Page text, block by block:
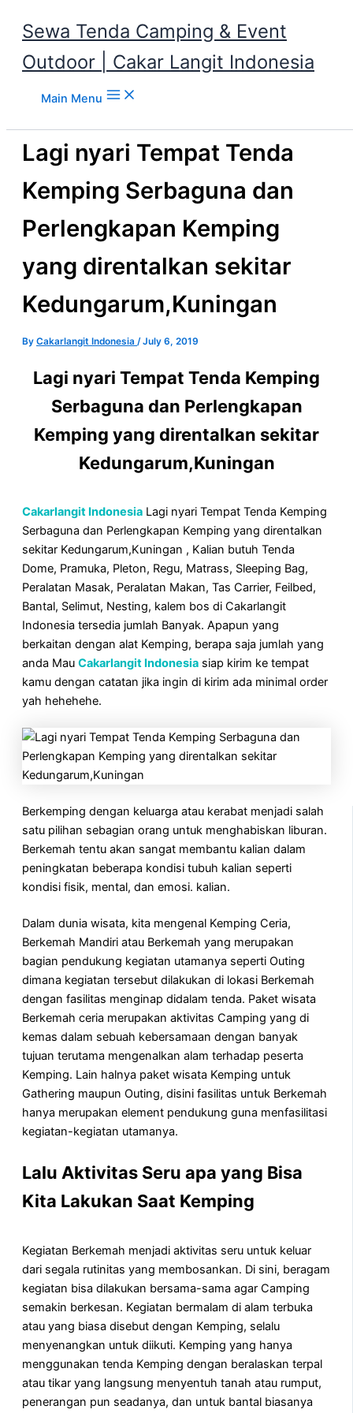
Sewa Tenda Camping & Event
Outdoor | Cakar Langit Indonesia
Main Menu
Lagi nyari Tempat Tenda
Kemping Serbaguna dan
Perlengkapan Kemping
yang direntalkan sekitar
Kedungarum,Kuningan
By Cakarlangit Indonesia /July 6, 2019
Lagi nyari Tempat Tenda Kemping
Serbaguna dan Perlengkapan
Kemping yang direntalkan sekitar
Kedungarum,Kuningan
Cakarlangit Indonesia Lagi nyari Tempat Tenda Kemping
Serbaguna dan Perlengkapan Kemping yang direntalkan
sekitar Kedungarum,Kuningan , Kalian butuh Tenda
Dome, Pramuka, Pleton, Regu, Matrass, Sleeping Bag,
Peralatan Masak, Peralatan Makan, Tas Carrier, Feilbed,
Bantal, Selimut, Nesting, kalem bos di Cakarlangit
Indonesia tersedia jumlah Banyak. Apapun yang
berkaitan dengan alat Kemping, berapa saja jumlah yang
anda Mau Cakarlangit Indonesia siap kirim ke tempat
kamu dengan catatan jika ingin di kirim ada minimal order
yah hehehehe.
Berkemping dengan keluarga atau kerabat menjadi salah
satu pilihan sebagian orang untuk menghabiskan liburan.
Berkemah tentu akan sangat membantu kalian dalam
peningkatan beberapa kondisi tubuh kalian seperti
kondisi fisik, mental, dan emosi. kalian.
Dalam dunia wisata, kita mengenal Kemping Ceria,
Berkemah Mandiri atau Berkemah yang merupakan
bagian pendukung kegiatan utamanya seperti Outing
dimana kegiatan tersebut dilakukan di lokasi Berkemah
dengan fasilitas menginap didalam tenda. Paket wisata
Berkemah ceria merupakan aktivitas Camping yang di
kemas dalam sebuah kebersamaan dengan banyak
tujuan terutama mengenalkan alam terhadap peserta
Kemping. Lain halnya paket wisata Kemping untuk
Gathering maupun Outing, disini fasilitas untuk Berkemah
hanya merupakan element pendukung guna menfasilitasi
kegiatan-kegiatan utamanya.
Lalu Aktivitas Seru apa yang Bisa
Kita Lakukan Saat Kemping
Kegiatan Berkemah menjadi aktivitas seru untuk keluar
dari segala rutinitas yang membosankan. Di sini, beragam
kegiatan bisa dilakukan bersama-sama agar Camping
semakin berkesan. Kegiatan bermalam di alam terbuka
atau yang biasa disebut dengan Kemping, selalu
menyenangkan untuk diikuti. Kemping yang hanya
menggunakan tenda Kemping dengan beralaskan terpal
atau tikar yang langsung menyentuh tanah atau rumput,
penerangan pun seadanya, dan untuk bantal biasanya